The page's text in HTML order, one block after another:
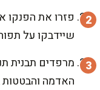
פזרו את הפנקו
שיידבקו על
מרפדים תבנית
האדמה